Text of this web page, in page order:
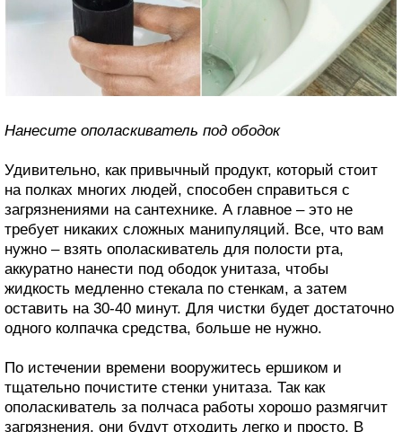
Нанесите ополаскиватель под ободок
Удивительно, как привычный продукт, который стоит
на полках многих людей, способен справиться с
загрязнениями на сантехнике. А главное – это не
требует никаких сложных манипуляций. Все, что вам
нужно – взять ополаскиватель для полости рта,
аккуратно нанести под ободок унитаза, чтобы
жидкость медленно стекала по стенкам, а затем
оставить на 30-40 минут. Для чистки будет достаточно
одного колпачка средства, больше не нужно.
По истечении времени вооружитесь ершиком и
тщательно почистите стенки унитаза. Так как
ополаскиватель за полчаса работы хорошо размягчит
загрязнения, они будут отходить легко и просто. В